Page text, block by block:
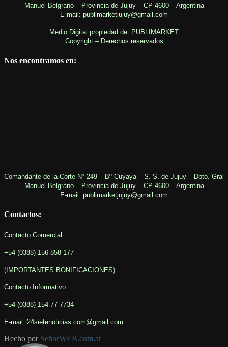
Manuel Belgrano – Provincia de Jujuy – CP 4600 – Argentina
E-mail: publimarketjujuy@gmail.com
Medio Digital propiedad de: PUBLIMARKET
Copyright – Derechos reservados
Nos encontramos en:
Comandante de la Corte Nº 249 – Bº Cuyaya – S. S. de Jujuy – Dpto. Gral
Manuel Belgrano – Provincia de Jujuy – CP 4600 – Argentina
E-mail: publimarketjujuy@gmail.com
Contactos:
Contacto Comercial:
+54 (0388) 156 858 177
(IMPORTANTES BONIFICACIONES)
Contacto Informativo:
+54 (0388) 154 77-7734
E-mail: 24sietenoticias.com@gmail.com
Hecho por SeñorWEB.com.ar